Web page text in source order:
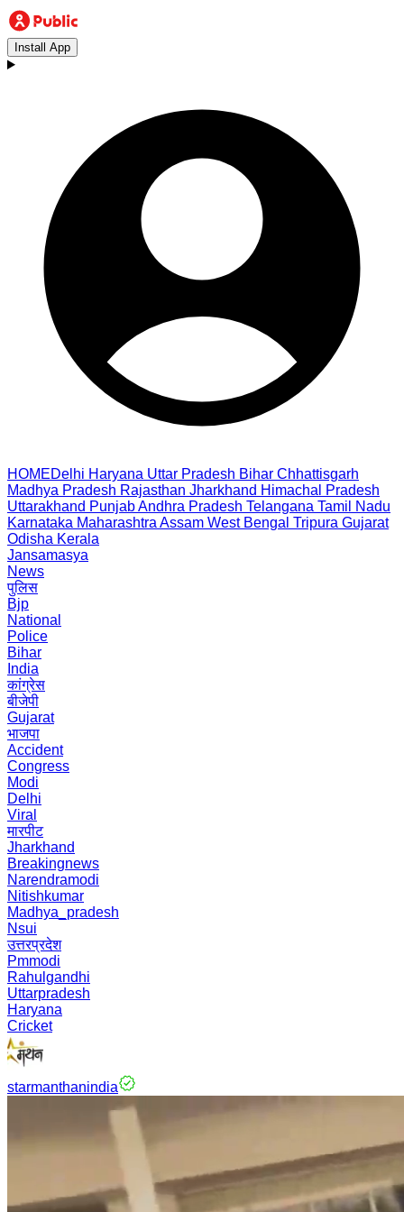
Install App
HOMEDelhi Haryana Uttar Pradesh Bihar Chhattisgarh
Madhya Pradesh Rajasthan Jharkhand Himachal Pradesh
Uttarakhand PunjabAndhra Pradesh Telangana Tamil Nadu
Karnataka Maharashtra Assam West Bengal Tripura Gujarat
Odisha Kerala
Jansamasya
News
पुलिस
Bjp
National
Police
Bihar
India
कांग्रेस
बीजेपी
Gujarat
भाजपा
Accident
Congress
Modi
Delhi
Viral
मारपीट
Jharkhand
Breakingnews
Narendramodi
Nitishkumar
Madhya_pradesh
Nsui
उत्तरप्रदेश
Pmmodi
Rahulgandhi
Uttarpradesh
Haryana
Cricket
starmanthanindia